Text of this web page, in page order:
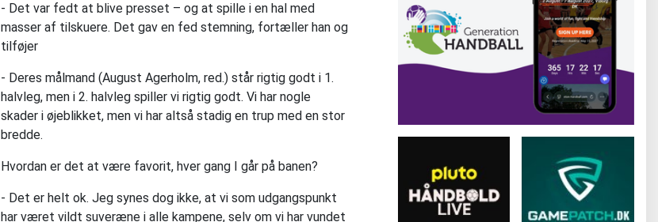
- Det var fedt at blive presset – og at spille i en hal med
masser af tilskuere. Det gav en fed stemning, fortæller han og
tilføjer
- Deres målmand (August Agerholm, red.) står rigtig godt i 1.
halvleg, men i 2. halvleg spiller vi rigtig godt. Vi har nogle
skader i øjeblikket, men vi har altså stadig en trup med en stor
bredde.
Hvordan er det at være favorit, hver gang I går på banen?
- Det er helt ok. Jeg synes dog ikke, at vi som udgangspunkt
har været vildt suveræne i alle kampene, selv om vi har vundet